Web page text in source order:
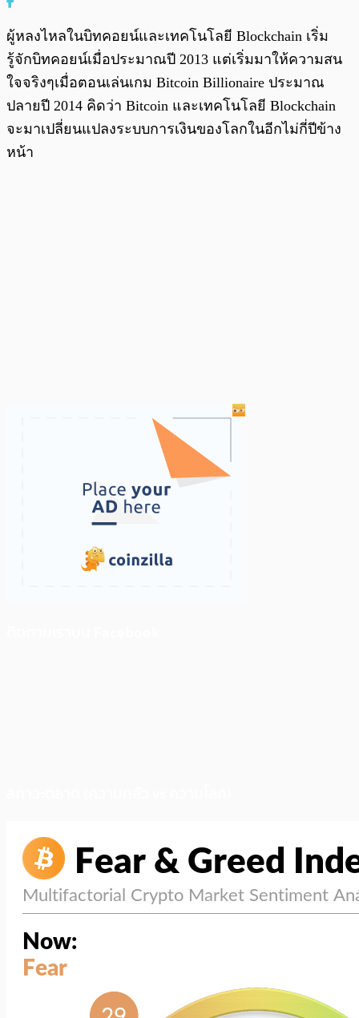
ผู้หลงไหลในบิทคอยน์และเทคโนโลยี Blockchain เริ่ม
รู้จักบิทคอยน์เมื่อประมาณปี 2013 แต่เริ่มมาให้ความสน
ใจจริงๆเมื่อตอนเล่นเกม Bitcoin Billionaire ประมาณ
ปลายปี 2014 คิดว่า Bitcoin และเทคโนโลยี Blockchain
จะมาเปลี่ยนแปลงระบบการเงินของโลกในอีกไม่กี่ปีข้าง
หน้า